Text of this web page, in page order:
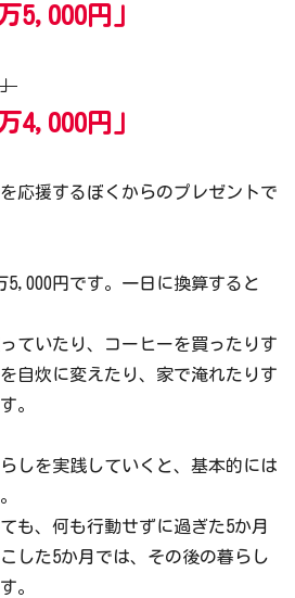
5,000円」
4,000円」
応援するぼくからのプレゼントで
5,000円です。一日に換算すると
ていたり、コーヒーを買ったりす
自炊に変えたり、家で淹れたりす
。
しを実践していくと、基本的には
も、何も行動せずに過ぎた5か月
した5か月では、その後の暮らし
。